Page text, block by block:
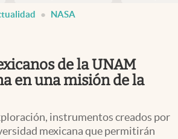
NASA
de la UNAM
en una misión de la
instrumentos creados por
mexicana que permitirán